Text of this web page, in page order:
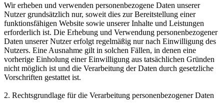
Wir erheben und verwenden personenbezogene Daten unserer
Nutzer grundsätzlich nur, soweit dies zur Bereitstellung einer
funktionsfähigen Website sowie unserer Inhalte und Leistungen
erforderlich ist. Die Erhebung und Verwendung personenbezogener
Daten unserer Nutzer erfolgt regelmäßig nur nach Einwilligung des
Nutzers. Eine Ausnahme gilt in solchen Fällen, in denen eine
vorherige Einholung einer Einwilligung aus tatsächlichen Gründen
nicht möglich ist und die Verarbeitung der Daten durch gesetzliche
Vorschriften gestattet ist.
2. Rechtsgrundlage für die Verarbeitung personenbezogener Daten